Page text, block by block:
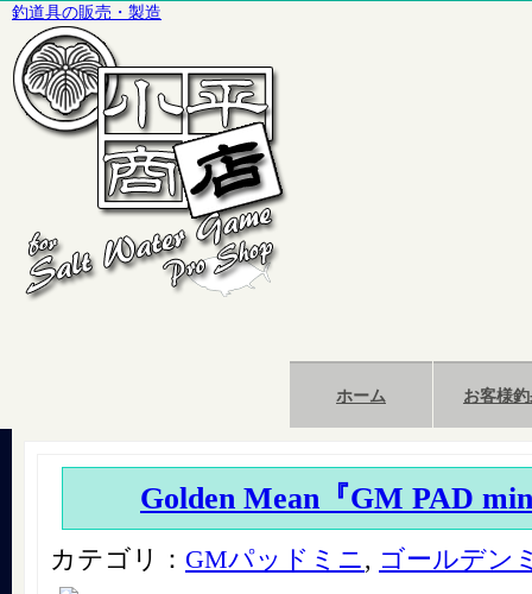
釣道具の販売・製造
ホーム お客様
Golden Mean『GM PAD
カテゴリ： GMパッドミニ, ゴールデン